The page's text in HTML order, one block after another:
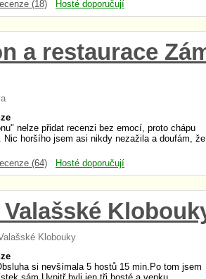
(18) Hosté doporučují
a restaurace
nelze přidat recenzi bez emocí, proto chápu
Nic horšího jsem asi nikdy nezažila a doufám, že
(64) Hosté doporučují
Klobouky
si nevšímala 5 hostů 15 min.Po tom jsem